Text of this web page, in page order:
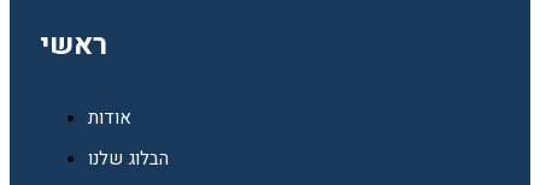
ראשי
אודות
הבלוג שלנו